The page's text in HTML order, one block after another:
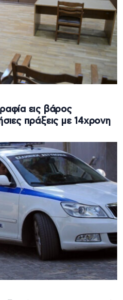
εις βάρος
πράξεις με 14χρονη